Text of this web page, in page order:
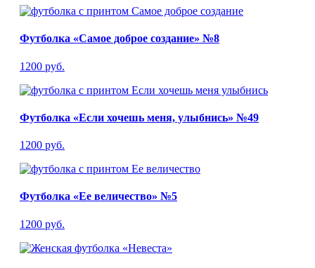
Футболка «Самое доброе создание» №8
1200 руб.
Футболка «Если хочешь меня, улыбнись» №49
1200 руб.
Футболка «Ее величество» №5
1200 руб.